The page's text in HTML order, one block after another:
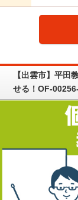
【出雲市】平田
せる！OF-